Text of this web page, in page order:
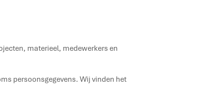
materieel, medewerkers en
persoonsgegevens. Wij vinden het